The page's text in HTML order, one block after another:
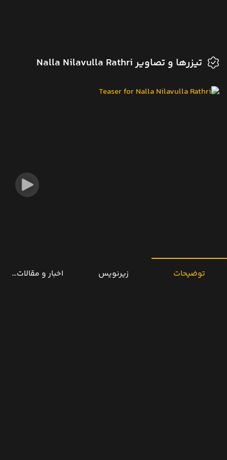
تیزرها و تصاویر Nalla Nilavulla Rathri
توضیحات زیرنویس اخبار و مقالات